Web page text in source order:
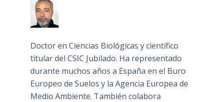
Doctor en Ciencias Biológicas y científico
titular del CSIC Jubilado. Ha representado
durante muchos años a España en el Buro
Europeo de Suelos y la Agencia Europea de
Medio Ambiente. También colabora